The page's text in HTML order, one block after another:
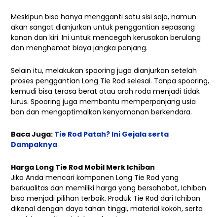
Meskipun bisa hanya mengganti satu sisi saja, namun
akan sangat dianjurkan untuk penggantian sepasang
kanan dan kiri. Ini untuk mencegah kerusakan berulang
dan menghemat biaya jangka panjang.
Selain itu, melakukan spooring juga dianjurkan setelah
proses penggantian Long Tie Rod selesai. Tanpa spooring,
kemudi bisa terasa berat atau arah roda menjadi tidak
lurus. Spooring juga membantu memperpanjang usia
ban dan mengoptimalkan kenyamanan berkendara.
Baca Juga: Tie Rod Patah? Ini Gejala serta
Dampaknya
Harga Long Tie Rod Mobil Merk Ichiban
Jika Anda mencari komponen Long Tie Rod yang
berkualitas dan memiliki harga yang bersahabat, Ichiban
bisa menjadi pilihan terbaik. Produk Tie Rod dari Ichiban
dikenal dengan daya tahan tinggi, material kokoh, serta